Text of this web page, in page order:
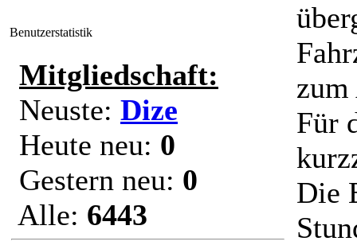
Benutzerstatistik
Mitgliedschaft:
Neuste: Dize
Heute neu: 0
Gestern neu: 0
Alle: 6443
Für
Die